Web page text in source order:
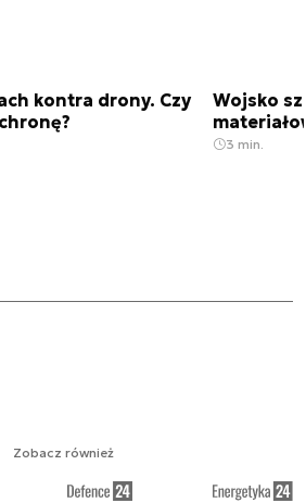
kontra drony. Czy
Wojsko
3 min.
Zobacz również